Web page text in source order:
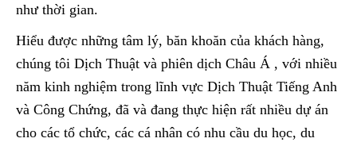
như thời gian.
Hiểu được những tâm lý, băn khoăn của khách hàng,
chúng tôi Dịch Thuật và phiên dịch Châu Á , với nhiều
năm kinh nghiệm trong lĩnh vực Dịch Thuật Tiếng Anh
và Công Chứng, đã và đang thực hiện rất nhiều dự án
cho các tổ chức, các cá nhân có nhu cầu du học, du